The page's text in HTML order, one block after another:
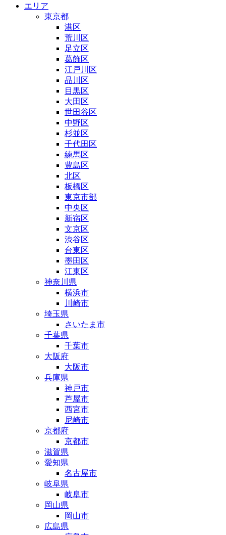
エリア
東京都
港区
荒川区
足立区
葛飾区
江戸川区
品川区
目黒区
大田区
世田谷区
中野区
杉並区
千代田区
練馬区
豊島区
北区
板橋区
東京市部
中央区
新宿区
文京区
渋谷区
台東区
墨田区
江東区
神奈川県
横浜市
川崎市
埼玉県
さいたま市
千葉県
千葉市
大阪府
大阪市
兵庫県
神戸市
芦屋市
西宮市
尼崎市
京都府
京都市
滋賀県
愛知県
名古屋市
岐阜県
岐阜市
岡山県
岡山市
広島県